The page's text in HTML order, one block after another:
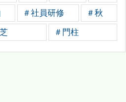
＃社員研修 ＃秋
＃門柱